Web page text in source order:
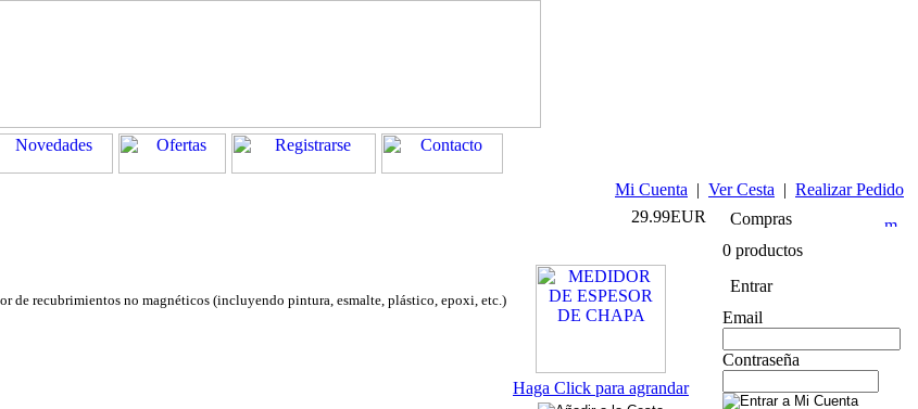
Mi Cuenta | Ver Cesta | Realizar Pedido
29.99EUR
Haga Click para agrandar
de recubrimientos no magnéticos (incluyendo pintura, esmalte, plástico, epoxi, etc.)
Compras
0 productos
Entrar
Email
Contraseña